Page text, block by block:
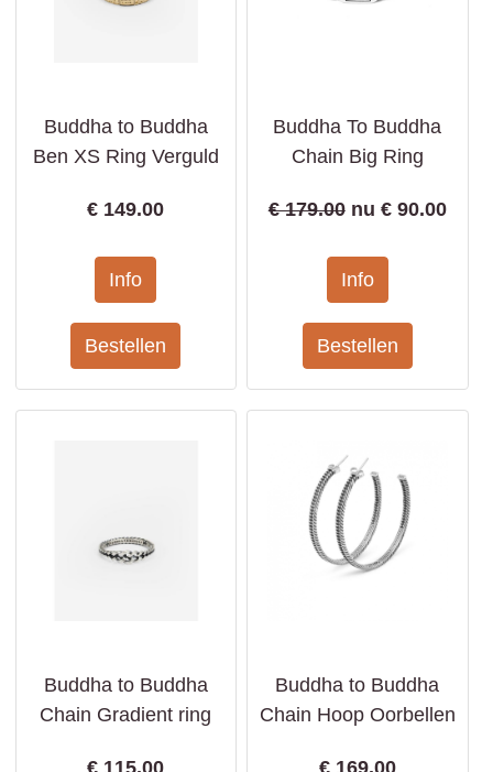
Buddha to Buddha
Ben XS Ring Verguld
€ 149.00
Buddha To Buddha
Chain Big Ring
€ 179.00nu € 90.00
Buddha to Buddha
Chain Gradient ring
€ 115.00
Buddha to Buddha
Chain Hoop Oorbellen
€ 169.00